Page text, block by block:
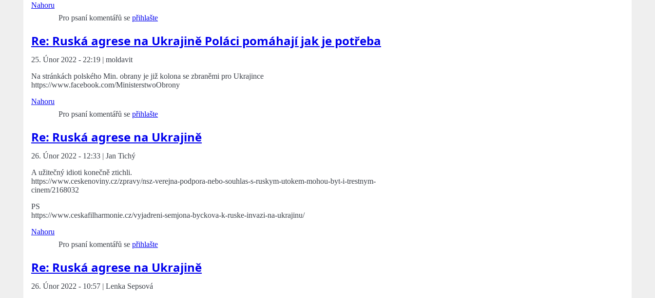
Nahoru
Pro psaní komentářů se přihlašte
Re: Ruská agrese na Ukrajině Poláci pomáhají jak je potřeba
25. Únor 2022 - 22:19 | moldavit
Na stránkách polského Min. obrany je již kolona se zbraněmi pro Ukrajince
https://www.facebook.com/MinisterstwoObrony
Nahoru
Pro psaní komentářů se přihlašte
Re: Ruská agrese na Ukrajině
26. Únor 2022 - 12:33 | Jan Tichý
A užitečný idioti konečně ztichli.
https://www.ceskenoviny.cz/zpravy/nsz-verejna-podpora-nebo-souhlas-s-ruskym-utokem-mohou-byt-i-trestnym-
cinem/2168032
PS
https://www.ceskafilharmonie.cz/vyjadreni-semjona-byckova-k-ruske-invazi-na-ukrajinu/
Nahoru
Pro psaní komentářů se přihlašte
Re: Ruská agrese na Ukrajině
26. Únor 2022 - 10:57 | Lenka Sepsová